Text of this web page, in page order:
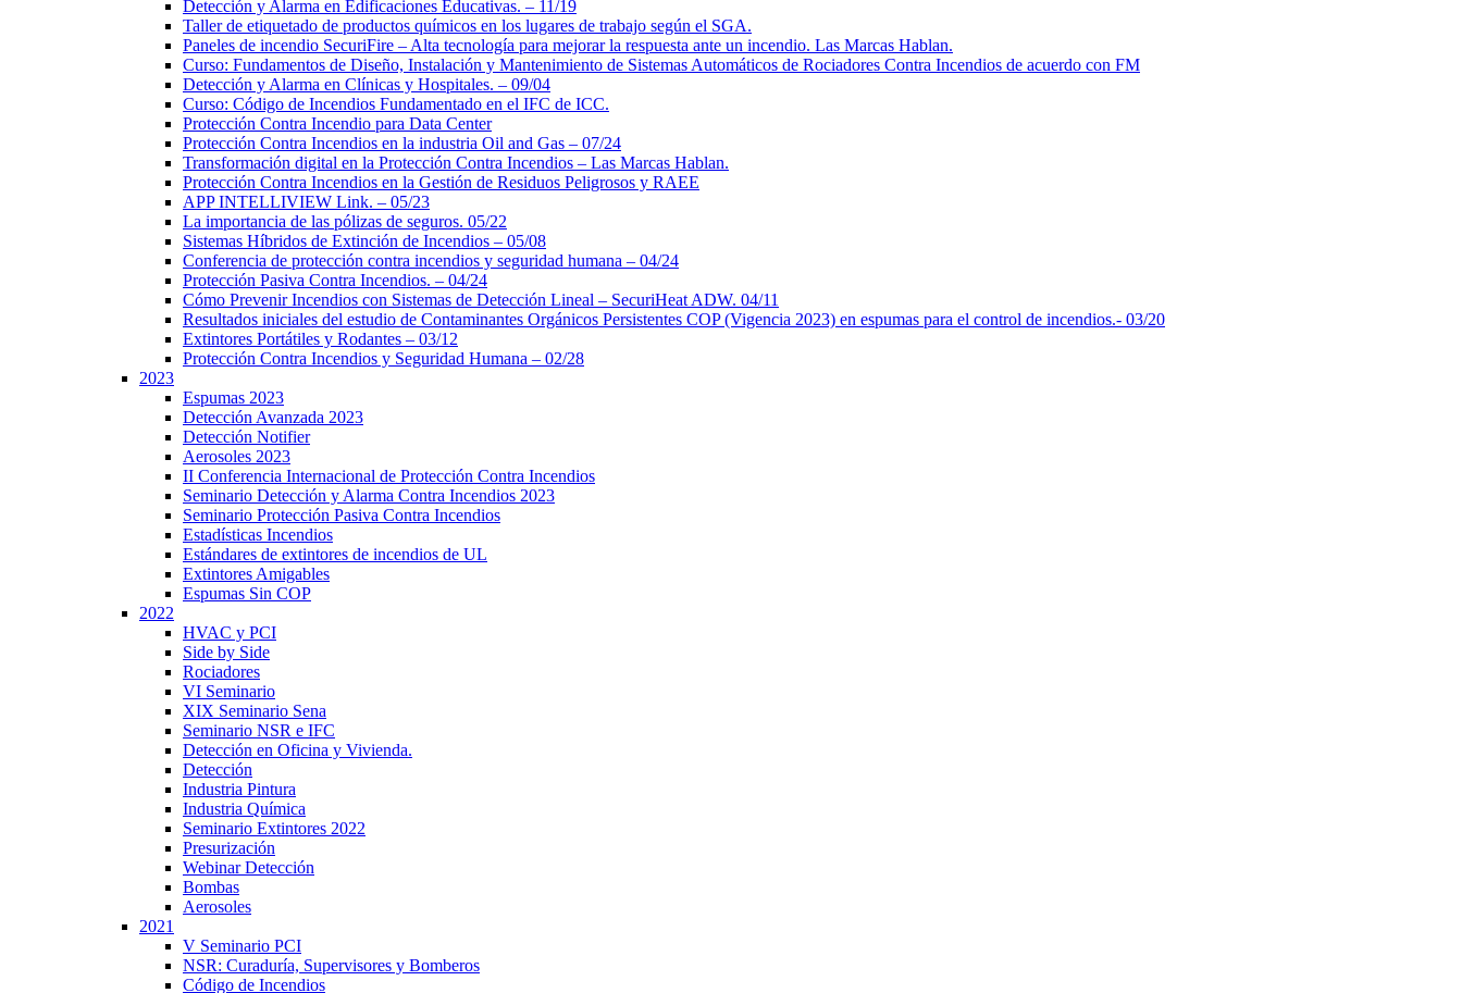
Detección y Alarma en Edificaciones Educativas. – 11/19
Taller de etiquetado de productos químicos en los lugares de trabajo según el SGA.
Paneles de incendio SecuriFire – Alta tecnología para mejorar la respuesta ante un incendio. Las Marcas Hablan.
Curso: Fundamentos de Diseño, Instalación y Mantenimiento de Sistemas Automáticos de Rociadores Contra Incendios de acuerdo con FM
Detección y Alarma en Clínicas y Hospitales. – 09/04
Curso: Código de Incendios Fundamentado en el IFC de ICC.
Protección Contra Incendio para Data Center
Protección Contra Incendios en la industria Oil and Gas – 07/24
Transformación digital en la Protección Contra Incendios – Las Marcas Hablan.
Protección Contra Incendios en la Gestión de Residuos Peligrosos y RAEE
APP INTELLIVIEW Link. – 05/23
La importancia de las pólizas de seguros. 05/22
Sistemas Híbridos de Extinción de Incendios – 05/08
Conferencia de protección contra incendios y seguridad humana – 04/24
Protección Pasiva Contra Incendios. – 04/24
Cómo Prevenir Incendios con Sistemas de Detección Lineal – SecuriHeat ADW. 04/11
Resultados iniciales del estudio de Contaminantes Orgánicos Persistentes COP (Vigencia 2023) en espumas para el control de incendios.- 03/20
Extintores Portátiles y Rodantes – 03/12
Protección Contra Incendios y Seguridad Humana – 02/28
2023
Espumas 2023
Detección Avanzada 2023
Detección Notifier
Aerosoles 2023
II Conferencia Internacional de Protección Contra Incendios
Seminario Detección y Alarma Contra Incendios 2023
Seminario Protección Pasiva Contra Incendios
Estadísticas Incendios
Estándares de extintores de incendios de UL
Extintores Amigables
Espumas Sin COP
2022
HVAC y PCI
Side by Side
Rociadores
VI Seminario
XIX Seminario Sena
Seminario NSR e IFC
Detección en Oficina y Vivienda.
Detección
Industria Pintura
Industria Química
Seminario Extintores 2022
Presurización
Webinar Detección
Bombas
Aerosoles
2021
V Seminario PCI
NSR: Curaduría, Supervisores y Bomberos
Código de Incendios